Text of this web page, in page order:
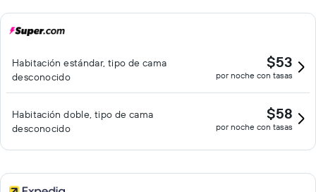
Habitación estándar, tipo de cama
desconocido
$53
por noche con tasas
Habitación doble, tipo de cama
desconocido
$58
por noche con tasas